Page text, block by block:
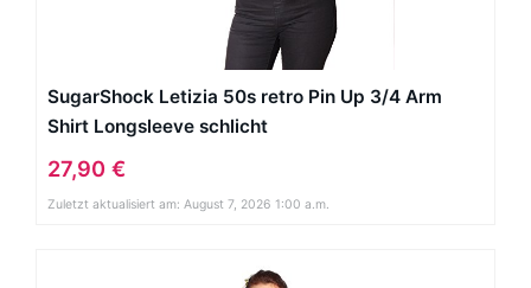
SugarShock Letizia 50s retro Pin Up 3/4 Arm
Shirt Longsleeve schlicht
27,90 €
Zuletzt aktualisiert am: August 7, 2026 1:00 a.m.